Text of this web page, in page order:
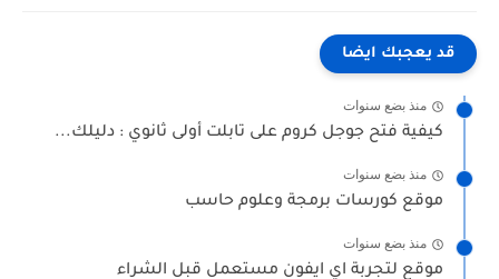
قد يعجبك ايضا
منذ بضع سنوات
كيفية فتح جوجل كروم على تابلت أولى ثانوي : دليلك...
منذ بضع سنوات
موقع كورسات برمجة وعلوم حاسب
منذ بضع سنوات
موقع لتجربة اي ايفون مستعمل قبل الشراء